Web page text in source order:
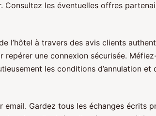
les éventuelles offres
l’hôtel à travers des avis clients
une connexion sécurisée.
les conditions d’annulation
Gardez tous les échanges écrits